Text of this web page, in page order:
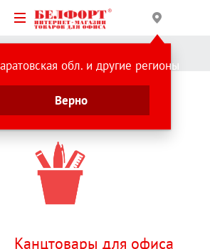
обл. и другие регионы
Верно
Главная страница
Каталог
Канцтовары для офиса